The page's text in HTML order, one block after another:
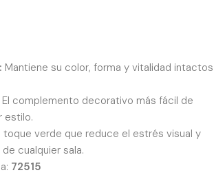
Mantiene su color, forma y vitalidad intactos
El complemento decorativo más fácil de
estilo.
toque verde que reduce el estrés visual y
cualquier sala.
72515